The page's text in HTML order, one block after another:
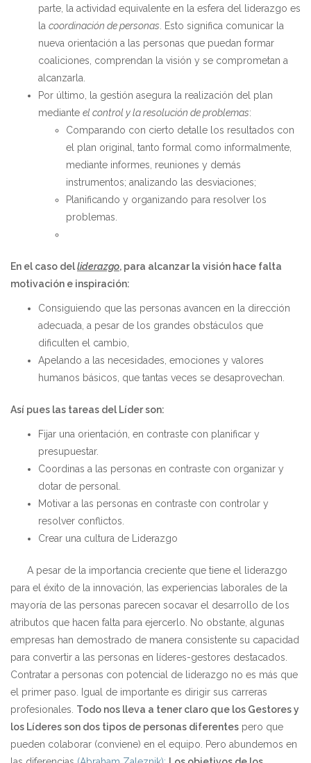
parte, la actividad equivalente en la esfera del liderazgo es
la coordinación de personas . Esto significa comunicar la
nueva orientación a las personas que puedan formar
coaliciones, comprendan la visión y se comprometan a
alcanzarla.
Por último, la gestión asegura la realización del plan
mediante el control y la resolución de problemas:
Comparando con cierto detalle los resultados con
el plan original, tanto formal como informalmente,
mediante informes, reuniones y demás
instrumentos; analizando las desviaciones;
Planificando y organizando para resolver los
problemas.
En el caso delliderazgo, para alcanzar la visión hace falta
motivación e inspiración:
Consiguiendo que las personas avancen en la dirección
adecuada, a pesar de los grandes obstáculos que
dificulten el cambio,
Apelando a las necesidades, emociones y valores
humanos básicos, que tantas veces se desaprovechan.
Así pues las tareas del Líder son:
Fijar una orientación, en contraste con planificar y
presupuestar.
Coordinas a las personas en contraste con organizar y
dotar de personal.
Motivar a las personas en contraste con controlar y
resolver conflictos.
Crear una cultura de Liderazgo
A pesar de la importancia creciente que tiene el liderazgo
para el éxito de la innovación, las experiencias laborales de la
mayoría de las personas parecen socavar el desarrollo de los
atributos que hacen falta para ejercerlo. No obstante, algunas
empresas han demostrado de manera consistente su capacidad
para convertir a las personas en líderes-gestores destacados.
Contratar a personas con potencial de liderazgo no es más que
el primer paso. Igual de importante es dirigir sus carreras
profesionales. Todo nos lleva a tener claro que los Gestores y
los Líderes son dos tipos de personas diferentes pero que
pueden colaborar (conviene) en el equipo. Pero abundemos en